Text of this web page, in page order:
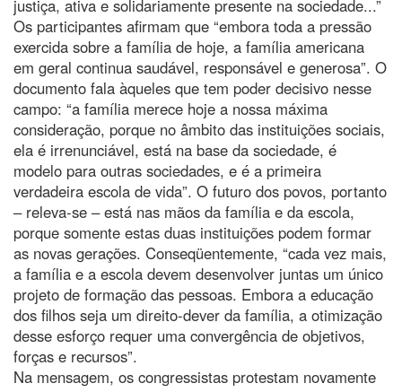
justiça, ativa e solidariamente presente na sociedade...”
Os participantes afirmam que “embora toda a pressão
exercida sobre a família de hoje, a família americana
em geral continua saudável, responsável e generosa”. O
documento fala àqueles que tem poder decisivo nesse
campo: “a família merece hoje a nossa máxima
consideração, porque no âmbito das instituições sociais,
ela é irrenunciável, está na base da sociedade, é
modelo para outras sociedades, e é a primeira
verdadeira escola de vida”. O futuro dos povos, portanto
– releva-se – está nas mãos da família e da escola,
porque somente estas duas instituições podem formar
as novas gerações. Conseqüentemente, “cada vez mais,
a família e a escola devem desenvolver juntas um único
projeto de formação das pessoas. Embora a educação
dos filhos seja um direito-dever da família, a otimização
desse esforço requer uma convergência de objetivos,
forças e recursos”.
Na mensagem, os congressistas protestam novamente